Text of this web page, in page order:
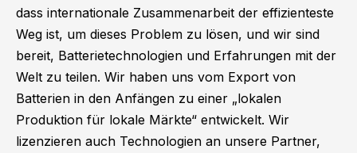
dass internationale Zusammenarbeit der effizienteste
Weg ist, um dieses Problem zu lösen, und wir sind
bereit, Batterietechnologien und Erfahrungen mit der
Welt zu teilen. Wir haben uns vom Export von
Batterien in den Anfängen zu einer „lokalen
Produktion für lokale Märkte“ entwickelt. Wir
lizenzieren auch Technologien an unsere Partner,